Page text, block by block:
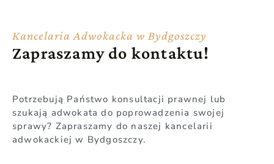
Kancelaria Adwokacka w Bydgoszczy
Zapraszamy do kontaktu!
Potrzebują Państwo konsultacji prawnej lub
szukają adwokata do poprowadzenia swojej
sprawy? Zapraszamy do naszej kancelarii
adwokackiej w Bydgoszczy.